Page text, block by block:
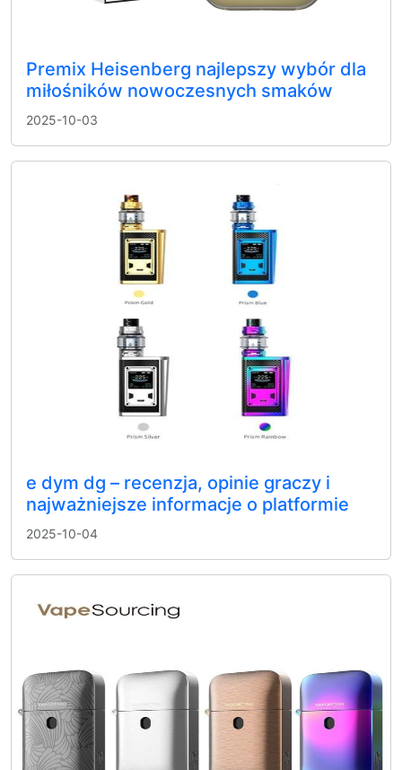
Premix Heisenberg najlepszy wybór dla
miłośników nowoczesnych smaków
2025-10-03
e dym dg – recenzja, opinie graczy i
najważniejsze informacje o platformie
2025-10-04